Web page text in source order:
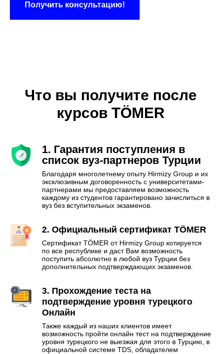
Получить консультацию!
Что вы получите после
курсов TÖMER
1. Гарантия поступления в
список вуз-партнеров Турции
Благодаря многолетнему опыту Hirmizy Group и их
эксклюзивным договоренность с университетами-
партнерами мы предоставляем возможность
каждому из студентов гарантировано зачислиться в
вуз без вступительных экзаменов.
2. Официальный сертификат TÖMER
Сертификат TÖMER от Hirmizy Group котируется
по все республике и даст Вам возможность
поступить абсолютно в любой вуз Турции без
дополнительных подтверждающих экзаменов.
3. Прохождение теста на
подтверждение уровня турецкого
Онлайн
Также каждый из наших клиентов имеет
возможность пройти онлайн тест на подтверждение
уровня турецкого не выезжая для этого в Турцию, в
официальной системе TDS, обладателем